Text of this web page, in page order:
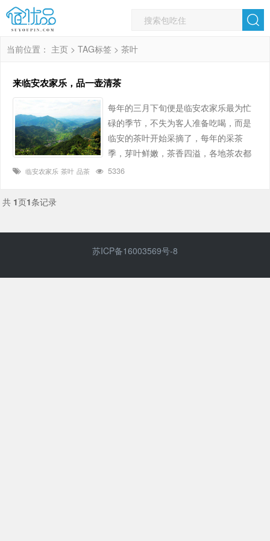
当前位置： 主页 > TAG标签 > 茶叶
来临安农家乐，品一壶清茶
每年的三月下旬便是临安农家乐最为忙
碌的季节，不失为客人准备吃喝，而是
临安的茶叶开始采摘了，每年的采茶
季，芽叶鲜嫩，茶香四溢，各地茶农都
开始忙碌起来，为这一年的新茶做准
生……
临安农家乐 茶叶 品茶 5336
共 1页1条记录
苏ICP备16003569号-8